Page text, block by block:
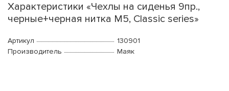
Характеристики «Чехлы на сиденья 9пр.,
черные+черная нитка М5, Classic series»
Артикул
130901
Производитель
Маяк